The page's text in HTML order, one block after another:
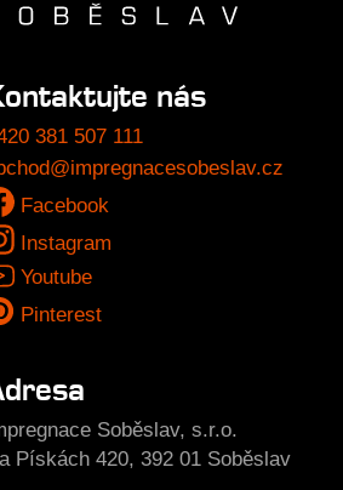
nás
381 507 111
Facebook
Instagram
Youtube
Pinterest
Soběslav, s.r.o.
Pískách 420, 392 01 Soběslav